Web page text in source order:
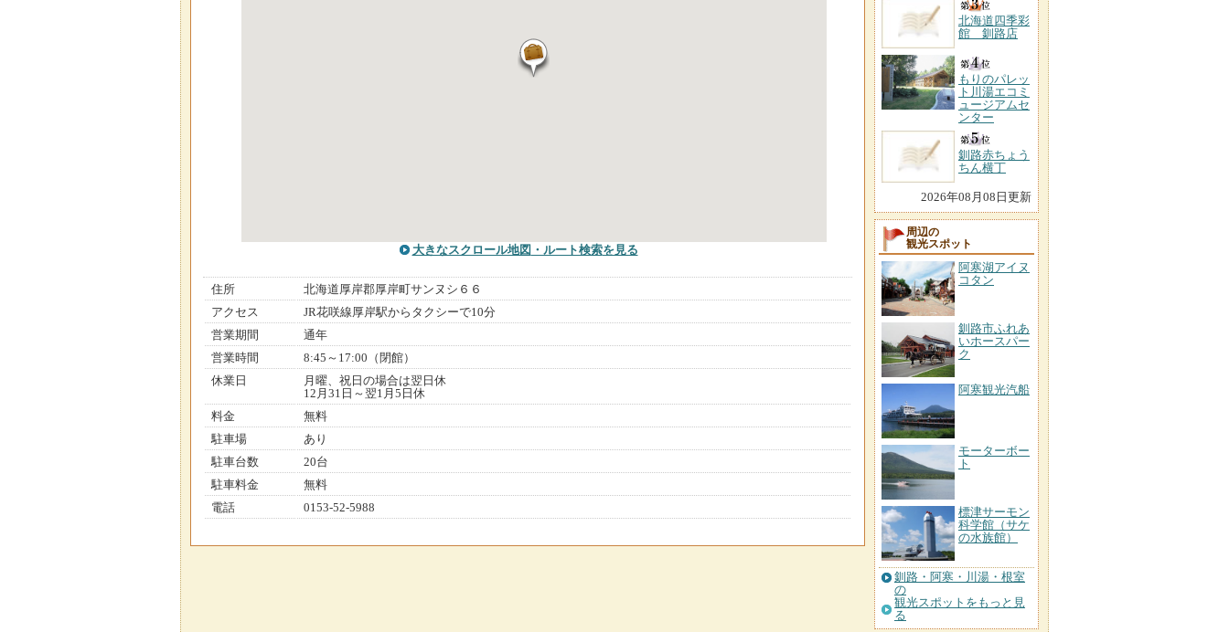
大きなスクロール地図 ・ルート検索を見る
住所
北海道厚岸郡厚岸町サンヌシ６６
アクセス
JR花咲線厚岸駅からタクシーで10分
営業期間
通年
営業時間
8:45～17:00（閉館）
休業日
月曜、祝日の場合は翌日休
12月31日～翌1月5日休
料金
無料
駐車場
あり
駐車台数
20台
駐車料金
無料
電話
0153-52-5988
北海道四季彩
館 釧路店
もりのパレッ
ト川湯エコミ
ュージアムセ
ンター
釧路赤ちょう
ちん横丁
2026年08月08日更新
周辺の
観光スポット
阿寒湖アイヌ
コタン
釧路市ふれあ
いホースパー
ク
阿寒観光汽船
モーターボー
ト
標津サーモン
科学館（サケ
の水族館）
釧路・阿寒・川湯・根室
の
観光スポットをもっと見
る